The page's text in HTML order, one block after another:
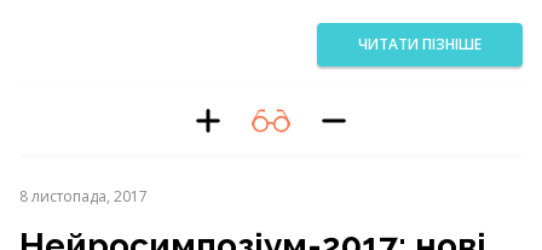
ЧИТАТИ ПІЗНІШЕ
8 листопада, 2017